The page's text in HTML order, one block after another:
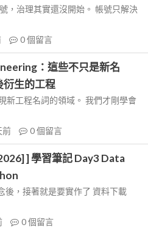
，治理其實還沒開始。 帳號只解決
0個留言
：這些不只是新名
生的工程
新工程名詞的領域。 我們才剛學會
前 0個留言
] 學習筆記 Day3 Data
後，接著就是要實作了 資料下載
0個留言